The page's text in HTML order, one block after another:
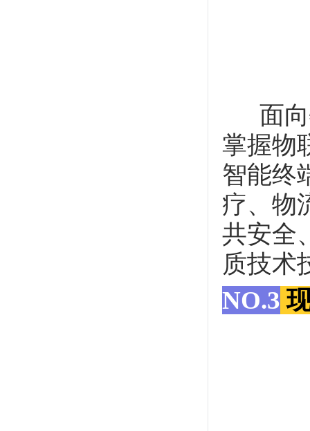
面向
掌握物
智能终
疗、物
共安全
质技术
NO.3